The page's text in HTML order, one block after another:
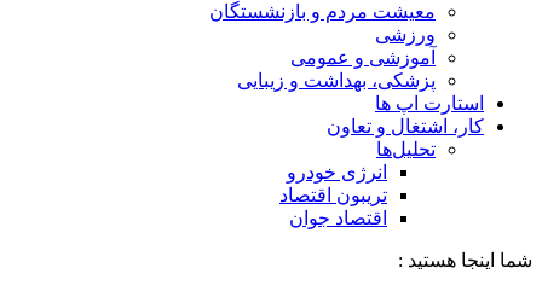
معیشت مردم و بازنشستگان
ورزشی
آموزشی و عمومی
پزشکی، بهداشت و زیبایی
استارت اپ ها
کار، اشتغال و تعاون
تحلیل‌ها
انرژی خودرو
تریبون اقتصاد
اقتصاد جوان
شما اینجا هستید :